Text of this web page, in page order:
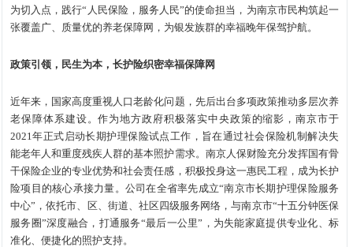
为切入点，践行“人民保险，服务人民”的使命担当，为南京市民构筑起一
张覆盖广、质量优的养老保障网，为银发族群的幸福晚年保驾护航。
政策引领，民生为本，长护险织密幸福保障网
近年来，国家高度重视人口老龄化问题，先后出台多项政策推动多层次养
老保障体系建设。作为地方政府积极落实中央政策的缩影，南京市于
2021年正式启动长期护理保险试点工作，旨在通过社会保险机制解决失
能老年人和重度残疾人群的基本照护需求。南京人保财险充分发挥国有骨
干保险企业的专业优势和社会责任感，积极投身这一惠民工程，成为长护
险项目的核心承接力量。公司在全省率先成立“南京市长期护理保险服务
中心”，依托市、区、街道、社区四级服务网络，与南京市“十五分钟医保
服务圈”深度融合，打通服务“最后一公里”，为失能家庭提供专业化、标
准化、便捷化的照护支持。